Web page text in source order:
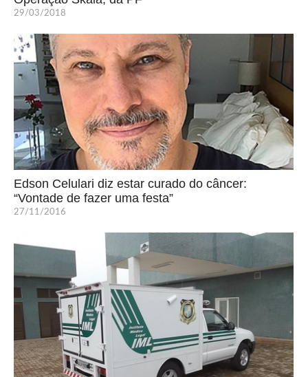
29/03/2018
Edson Celulari diz estar curado do câncer:
“Vontade de fazer uma festa”
27/11/2016